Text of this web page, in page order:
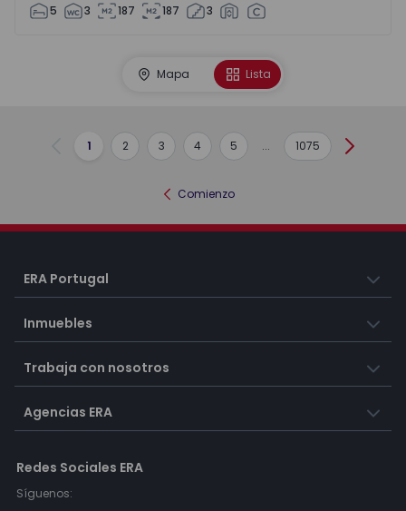
5 3 187 187 3
Mapa Lista
Anterior
1 2 3 4 5 ... 1075
Comienzo
ERA Portugal
Inmuebles
Trabaja con nosotros
Agencias ERA
Redes Sociales ERA
Síguenos: